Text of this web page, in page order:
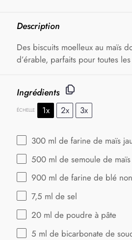
Description
Des biscuits moelleux au maïs
d’érable, parfaits pour toutes
Ingrédients
ÉCHELLE 1x 2x 3x
300 ml de farine de maïs
500 ml de semoule de maïs
900 ml de farine de blé
7,5 ml de sel
20 ml de poudre à pâte
5 ml de bicarbonate de